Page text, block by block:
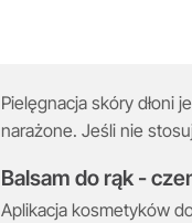
Pielęgnacja skóry dłoni
narażone. Jeśli nie
Balsam do rąk -
Aplikacja kosmetyków